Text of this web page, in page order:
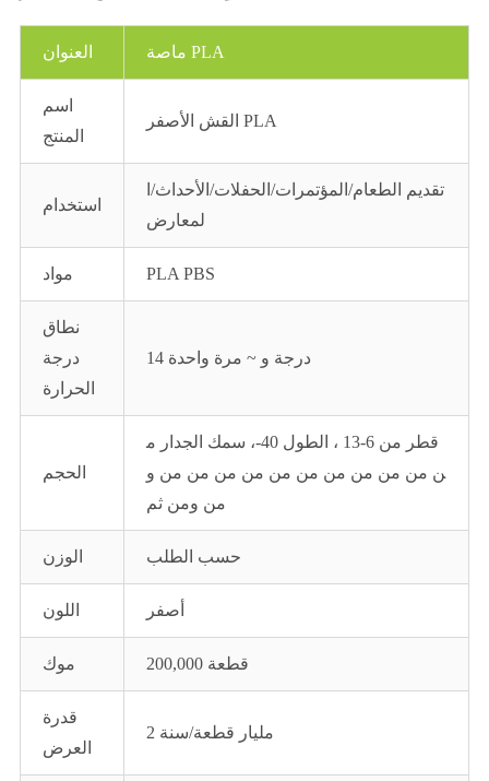
العنوان ماصة PLA
اسم
المنتج
القش الأصفر PLA
استخدام
تقديم الطعام/المؤتمرات/الحفلات/الأحداث/ا
لمعارض
مواد PLA PBS
نطاق
درجة
الحرارة
14 درجة و ~ مرة واحدة
الحجم
قطر من 6-13 ، الطول 40-، سمك الجدار م
ن من من من من من من من من من من و
من ومن ثم
الوزن حسب الطلب
اللون أصفر
موك 200,000 قطعة
قدرة
العرض
2 مليار قطعة/سنة